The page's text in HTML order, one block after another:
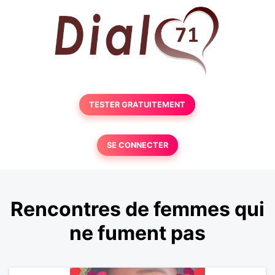
TESTER GRATUITEMENT
SE CONNECTER
Rencontres de femmes qui
ne fument pas